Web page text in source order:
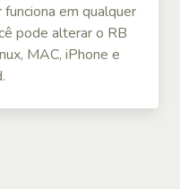
em qualquer
pode alterar o RB
MAC, iPhone e